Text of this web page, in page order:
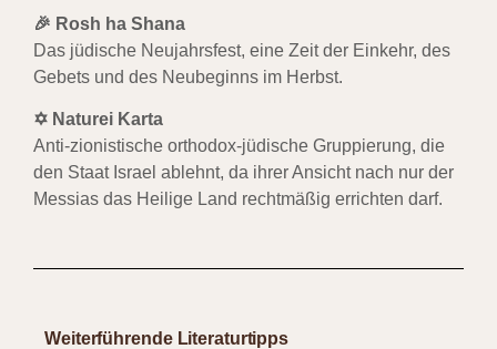
🎉 Rosh ha Shana
Das jüdische Neujahrsfest, eine Zeit der Einkehr, des
Gebets und des Neubeginns im Herbst.
✡ Naturei Karta
Anti-zionistische orthodox-jüdische Gruppierung, die
den Staat Israel ablehnt, da ihrer Ansicht nach nur der
Messias das Heilige Land rechtmäßig errichten darf.
Weiterführende Literaturtipps